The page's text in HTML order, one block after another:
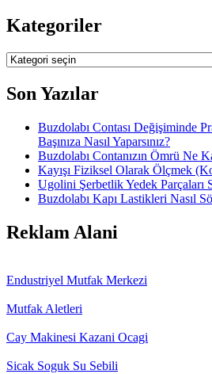
Kategoriler
Kategoriler
Son Yazılar
Buzdolabı Contası Değişiminde
Başınıza Nasıl Yaparsınız?
Buzdolabı Contanızın Ömrü Ne
Kayışı Fiziksel Olarak Ölçmek
Ugolini Şerbetlik Yedek Parçaları
Buzdolabı Kapı Lastikleri Nasıl
Reklam Alani
Endustriyel Mutfak Merkezi
Mutfak Aletleri
Cay Makinesi Kazani Ocagi
Sicak Soguk Su Sebili